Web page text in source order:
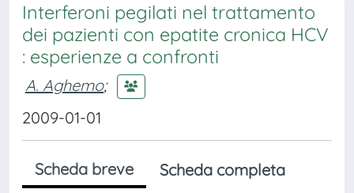
Interferoni pegilati nel trattamento
dei pazienti con epatite cronica HCV
: esperienze a confronti
A. Aghemo;
2009-01-01
Scheda breve
Scheda completa